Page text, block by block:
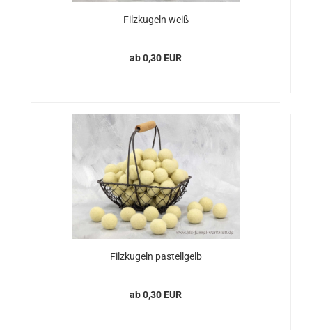
Filzkugeln weiß
ab 0,30 EUR
Filzkugeln pastellgelb
ab 0,30 EUR